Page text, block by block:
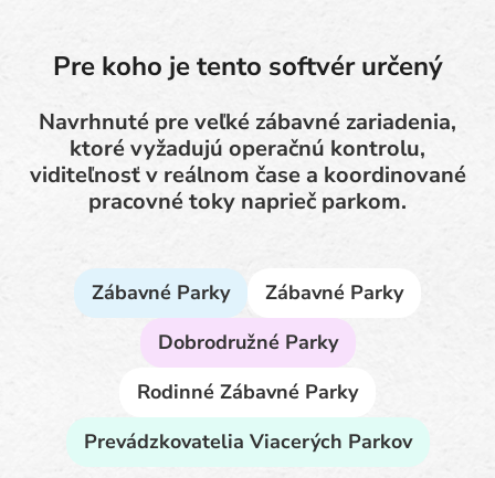
Pre koho je tento softvér určený
Navrhnuté pre veľké zábavné zariadenia,
ktoré vyžadujú operačnú kontrolu,
viditeľnosť v reálnom čase a koordinované
pracovné toky naprieč parkom.
Zábavné Parky
Zábavné Parky
Dobrodružné Parky
Rodinné Zábavné Parky
Prevádzkovatelia Viacerých Parkov